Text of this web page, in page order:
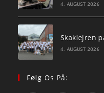
4. AUGUST 2026
Skaklejren
4. AUGUST 2026
Følg Os På: